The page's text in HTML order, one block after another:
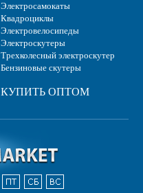
Электросамокаты
Квадроциклы
Электровелосипеды
Электроскутеры
Трехколесный электроскутер
Бензиновые скутеры
КУПИТЬ ОПТОМ